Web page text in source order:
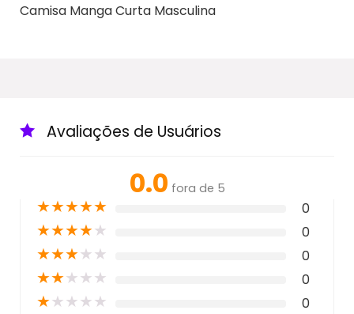
Camisa Manga Curta Masculina
Avaliações de Usuários
0.0 fora de 5
★★★★★ 0
★★★★★ 0
★★★★★ 0
★★★★★ 0
★★★★★ 0